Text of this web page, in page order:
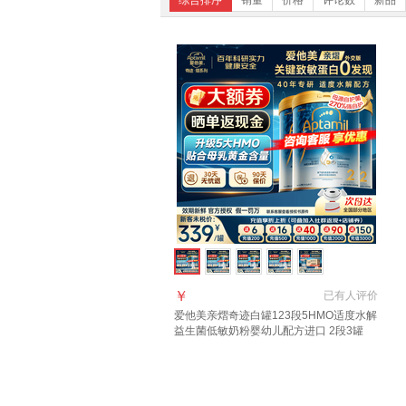
已有人评价
￥
爱他美亲熠奇迹白罐123段5HMO适度水解
益生菌低敏奶粉婴幼儿配方进口 2段3罐